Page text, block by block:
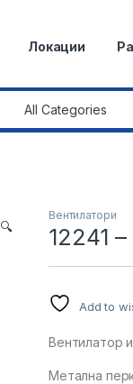
Локации
🔍
Вентилатори
12241
Add to
Вентилатор
Метална